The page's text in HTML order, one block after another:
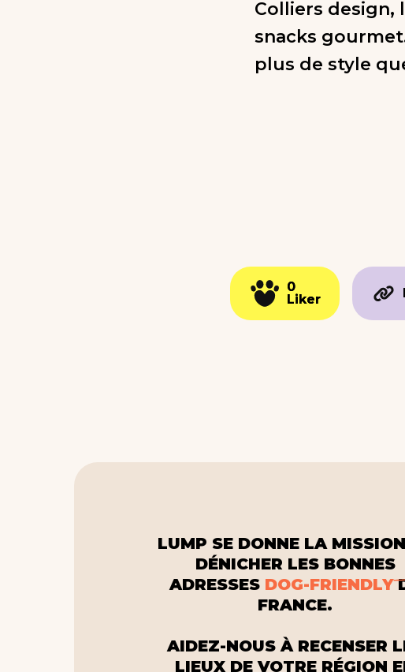
Colliers design,
snacks
plus de style
0
Liker
0
Liker
LUMP SE DONNE LA
DÉNICHER LES BONNES
ADRESSES DOG-FRIENDLY
FRANCE.
AIDEZ-NOUS À RECENSER
LIEUX DE VOTRE RÉGION